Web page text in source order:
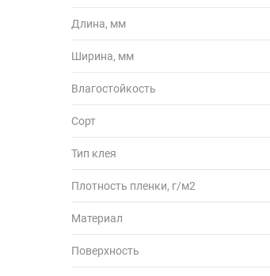
Длина, мм
Ширина, мм
Влагостойкость
Сорт
Тип клея
Плотность пленки, г/м2
Материал
Поверхность